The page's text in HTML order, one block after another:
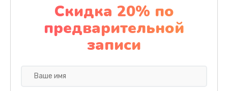
Замена аккумулятора
1130 руб.
Заказать
Замена дисплея (экрана)
Скидка 20% по
предварительной
записи